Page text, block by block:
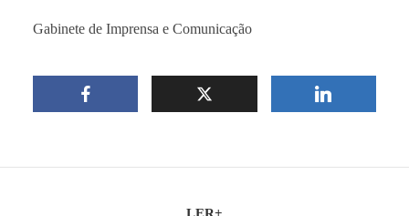
Gabinete de Imprensa e Comunicação
LER+